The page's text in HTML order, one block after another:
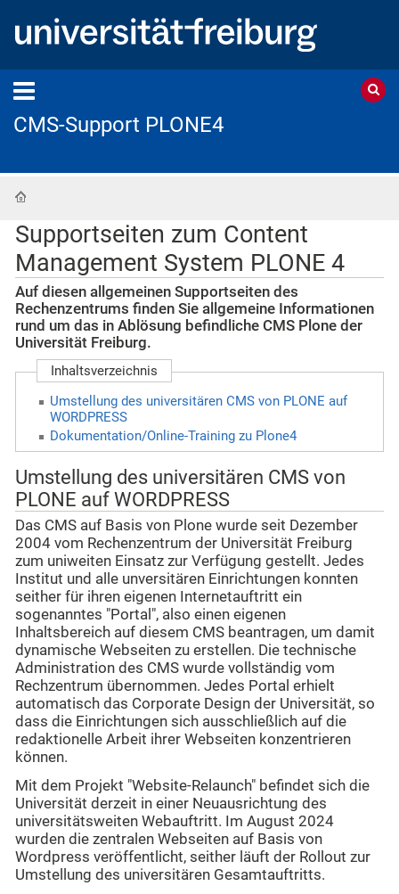
CMS-Support PLONE4
Supportseiten zum Content
Management System PLONE 4
Auf diesen allgemeinen Supportseiten des
Rechenzentrums finden Sie allgemeine Informationen
rund um das in Ablösung befindliche CMS Plone der
Universität Freiburg.
Inhaltsverzeichnis
Umstellung des universitären CMS von PLONE auf
WORDPRESS
Dokumentation/Online-Training zu Plone4
Umstellung des universitären CMS von
PLONE auf WORDPRESS
Das CMS auf Basis von Plone wurde seit Dezember
2004 vom Rechenzentrum der Universität Freiburg
zum uniweiten Einsatz zur Verfügung gestellt. Jedes
Institut und alle unversitären Einrichtungen konnten
seither für ihren eigenen Internetauftritt ein
sogenanntes "Portal", also einen eigenen
Inhaltsbereich auf diesem CMS beantragen, um damit
dynamische Webseiten zu erstellen. Die technische
Administration des CMS wurde vollständig vom
Rechzentrum übernommen. Jedes Portal erhielt
automatisch das Corporate Design der Universität, so
dass die Einrichtungen sich ausschließlich auf die
redaktionelle Arbeit ihrer Webseiten konzentrieren
können.
Mit dem Projekt "Website-Relaunch" befindet sich die
Universität derzeit in einer Neuausrichtung des
universitätsweiten Webauftritt. Im August 2024
wurden die zentralen Webseiten auf Basis von
Wordpress veröffentlicht, seither läuft der Rollout zur
Umstellung des universitären Gesamtauftritts.